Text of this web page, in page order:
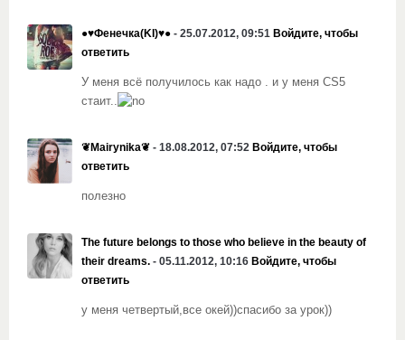
●♥Фенечка(KI)♥● - 25.07.2012, 09:51 Войдите, чтобы
ответить
У меня всё получилось как надо . и у меня CS5
стаит..
❦Mairynika❦ - 18.08.2012, 07:52 Войдите, чтобы
ответить
полезно
The future belongs to those who believe in the beauty of
their dreams. - 05.11.2012, 10:16 Войдите, чтобы
ответить
у меня четвертый,все окей))спасибо за урок))